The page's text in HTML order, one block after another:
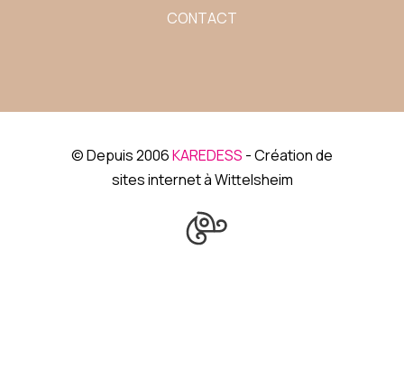
CONTACT
© Depuis 2006KAREDESS - Création de
sites internet à Wittelsheim